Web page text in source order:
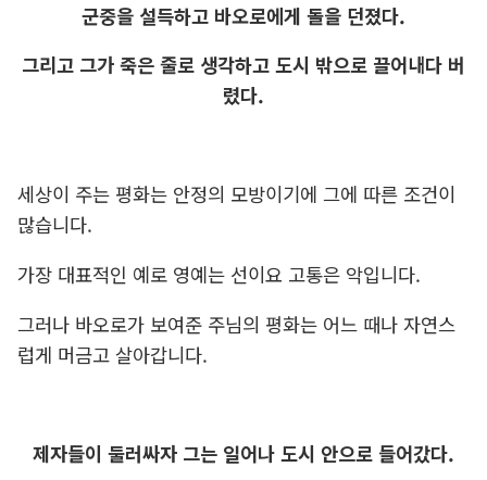
군중을 설득하고 바오로에게 돌을 던졌다.
그리고 그가 죽은 줄로 생각하고 도시 밖으로 끌어내다 버
렸다.
세상이 주는 평화는 안정의 모방이기에 그에 따른 조건이
많습니다.
가장 대표적인 예로 영예는 선이요 고통은 악입니다.
그러나 바오로가 보여준 주님의 평화는 어느 때나 자연스
럽게 머금고 살아갑니다.
제자들이 둘러싸자 그는 일어나 도시 안으로 들어갔다.